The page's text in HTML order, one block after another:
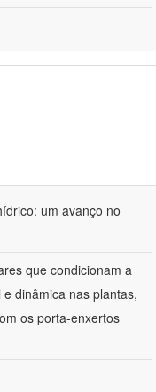
um avanço no
que condicionam a
dinâmica nas plantas,
os porta-enxertos